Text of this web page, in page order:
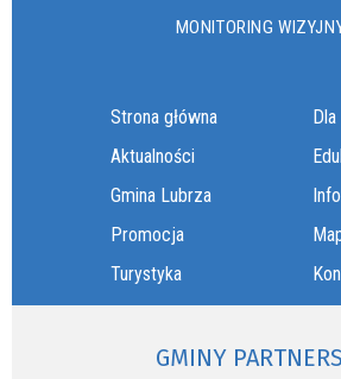
MONITORING
Strona główna
Aktualności
Gmina Lubrza
Promocja
Turystyka
GMINY